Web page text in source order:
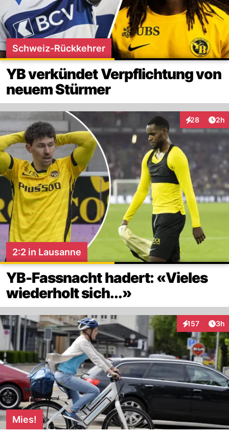
Schweiz-Rückkehrer
YB verkündet Verpflichtung von
neuem Stürmer
28
Interaktionen
2h
2:2 in Lausanne
YB-Fassnacht hadert: «Vieles
wiederholt sich...»
157
Interaktionen
3h
Mies!